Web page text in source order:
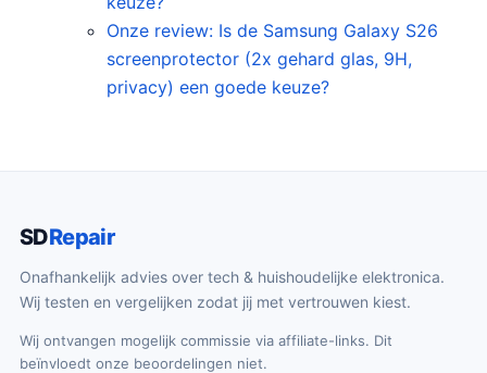
a
s
€
.
Onze review: Is de Samsung Galaxy S26
screenprotector (2x gehard glas, 9H,
privacy) een goede keuze?
SDRepair
Onafhankelijk advies over tech & huishoudelijke elektronica.
Wij testen en vergelijken zodat jij met vertrouwen kiest.
Wij ontvangen mogelijk commissie via affiliate-links. Dit
beïnvloedt onze beoordelingen niet.